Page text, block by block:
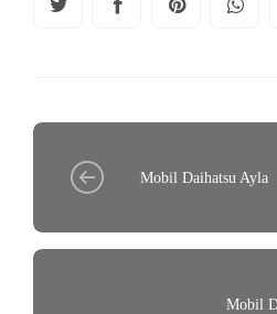
Mobil Daihatsu Ayla
Mobil